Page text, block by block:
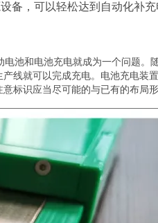
，可以轻松达到自动化补充
池和电池充电就成为一个问题。
线就可以完成充电。电池充电装
标识应当尽可能的与已有的布局形